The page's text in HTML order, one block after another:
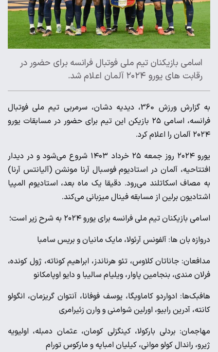
اسامی بازیکنان تیم ملی فوتبال فرانسه برای حضور در
رقابت های یورو ۲۰۲۴ آلمان اعلام شد.
به گزارش ورزش 360، دیدیه دشان، سرمربی تیم ملی فوتبال
فرانسه، اسامی ۲۵ بازیکن این تیم برای حضور در مسابقات یورو
۲۰۲۴ آلمان را اعلام کرد.
یورو ۲۰۲۴ روز جمعه ۲۵ خرداد ۱۴۰۳ شروع می‌شود و در دیدار
افتتاحیه، آلمان در استادیوم فوسبال آرنا مونشن (آلیانتس آرنا)
به مصاف اسکاتلند می‌رود. دقیقا یک ماه بعد، استادیوم المپیا
اشتادیون برلین از مسابقه فینال میزبانی می‌کند.
اسامی بازیکنان تیم ملی فرانسه برای یورو ۲۰۲۴ به شرح زیر است؛
دروازه بان ها: آلفونس آرئولا، مایک مانیان و بریس سامبا
مدافعان: جاناتان کلاوس، تئو هرناندز، ابراهیم کوناته، ژول کونده،
فرلان مندی، بنجامین پاوار، ویلیام سالیبا و دایو اوپامکانو
هافبک‌ها: ادواردو کاماویگا، یوسف فوفانا، آنتوان گریزمان، انگولو
کانته، آدرین رابیو، اورلین شوامنی و وارن زئیرامری
مهاجمان: بردلی بارکولا، کینگزلی کومان، عثمان دمبله، اولیویه
ژیرو، راندال کولو موانی، کیلیان امباپه و مارکوس تورام